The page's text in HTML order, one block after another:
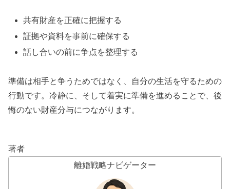
共有財産を正確に把握する
証拠や資料を事前に確保する
話し合いの前に争点を整理する
準備は相手と争うためではなく、自分の生活を守るための
行動です。冷静に、そして着実に準備を進めることで、後
悔のない財産分与につながります。
著者
離婚戦略ナビゲーター